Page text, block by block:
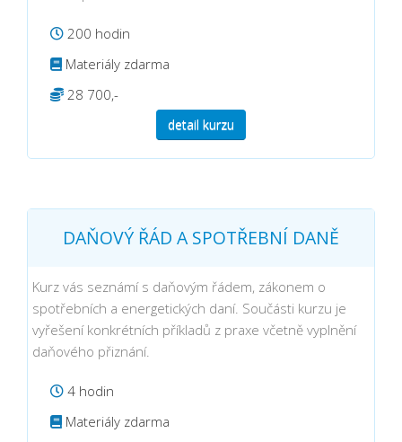
200 hodin
Materiály zdarma
28 700,-
detail kurzu
DAŇOVÝ ŘÁD A SPOTŘEBNÍ DANĚ
Kurz vás seznámí s daňovým řádem, zákonem o
spotřebních a energetických daní. Součásti kurzu je
vyřešení konkrétních příkladů z praxe včetně vyplnění
daňového přiznání.
4 hodin
Materiály zdarma